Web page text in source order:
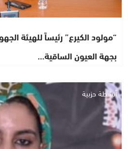
“مولود الكيرع” رئيساً للهيئة
بجهة العيون الساقية…
أنشطة حزبية